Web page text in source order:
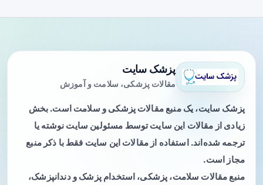
پزشک سایت
مقالات پزشکی، سلامت و آموزش
پزشک سایت، یک منبع مقالات پزشکی و سلامت است. بخش
زیادی از مقالات این سایت توسط مسئولین سایت نوشته یا
ترجمه شده‌اند. استفاده از مقالات این سایت فقط با ذکر منبع
مجاز است.
منبع مقالات سلامت، پزشکی، استخدام پزشک و دندانپزشک،